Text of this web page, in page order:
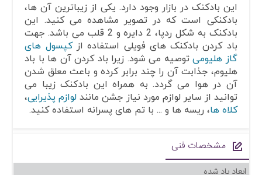
این بادکنک در بازار وجود دارد. یکی از زیباترین آن ها،
بادکنکی است که در تصویر مشاهده می کنید. این
بادکنک به شکل ردپا، 2 دایره و 2 قلب می باشد. جهت
باد کردن بادکنک های فویلی استفاده ازکپسول های
گاز هلیومیتوصیه می شود. زیرا باد کردن آن ها با باد
هلیوم، جذابت آن را چند برابر کرده و باعث معلق شدن
آن در هوا می گردد. به همراه این بادکنک زیبا می
توانید از سایر لوازم مورد نیاز جشن مانند لوازم پذیرایی،
کلاه ها، ریسه ها و ... با تم های پسرانه استفاده کنید.
مشخصات فنی
ابعاد باد شده